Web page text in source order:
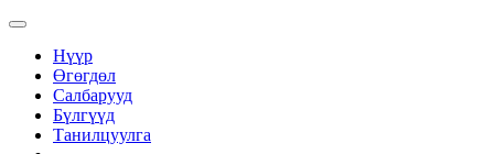
Нүүр
Өгөгдөл
Салбарууд
Бүлгүүд
Танилцуулга